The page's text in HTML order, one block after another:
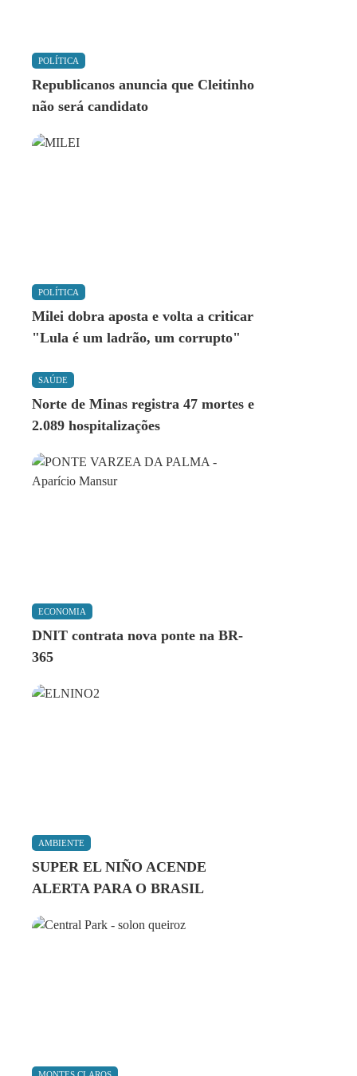
POLÍTICA
Republicanos anuncia que Cleitinho
não será candidato
POLÍTICA
Milei dobra aposta e volta a criticar
"Lula é um ladrão, um corrupto"
SAÚDE
Norte de Minas registra 47 mortes e
2.089 hospitalizações
ECONOMIA
DNIT contrata nova ponte na BR-
365
AMBIENTE
SUPER EL NIÑO ACENDE
ALERTA PARA O BRASIL